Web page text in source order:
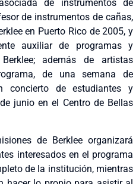
de instrumentos de
de instrumentos de cañas,
en Puerto Rico de 2005, y
auxiliar de programas y
además de artistas
de una semana de
concierto de estudiantes y
junio en el Centro de Bellas
de Berklee organizará
interesados en el programa
de la institución, mientras